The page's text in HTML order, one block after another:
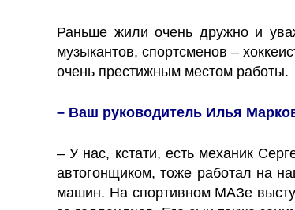
Раньше жили очень дружно и
музыкантов, спортсменов –
очень престижным местом работы.
– Ваш руководитель Илья
– У нас, кстати, есть механик
автогонщиком, тоже работал на
машин. На спортивном МАЗе